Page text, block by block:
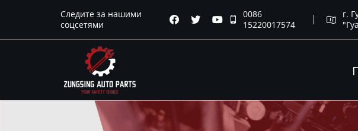
Следите за нашими
соцсетями
   
0086
15220017574

г.